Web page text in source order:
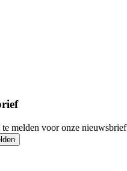
melden voor onze nieuwsbrief